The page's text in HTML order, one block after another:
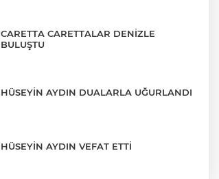
CARETTA CARETTALAR DENİZLE
BULUŞTU
HÜSEYİN AYDIN DUALARLA UĞURLANDI
HÜSEYİN AYDIN VEFAT ETTİ